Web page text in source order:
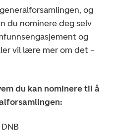
og
du nominere deg selv
og
vil lære mer om det –
du kan nominere til å